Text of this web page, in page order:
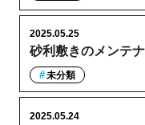
砂利敷きのメンテ
2025.05.25
未分類
2025.05.24